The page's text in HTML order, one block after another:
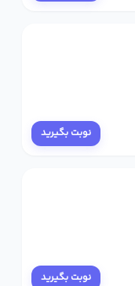
نوبت بگیرید
نوبت بگیرید